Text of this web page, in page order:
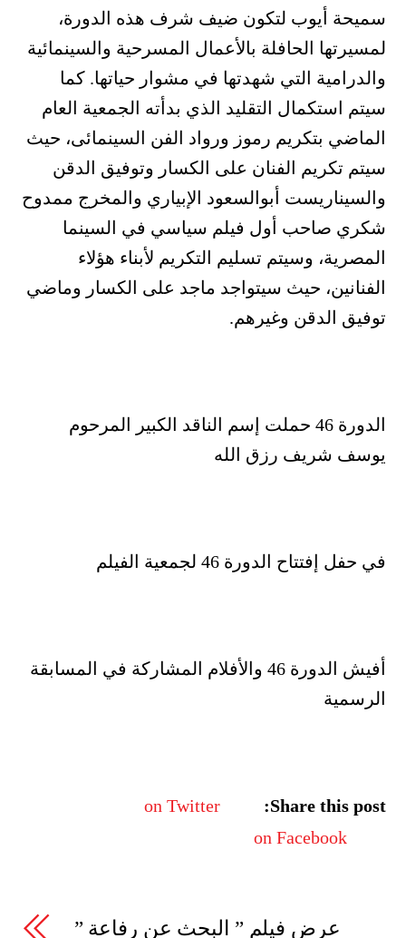
سميحة أيوب لتكون ضيف شرف هذه الدورة،
لمسيرتها الحافلة بالأعمال المسرحية والسينمائية
والدرامية التي شهدتها في مشوار حياتها. كما
سيتم استكمال التقليد الذي بدأته الجمعية العام
الماضي بتكريم رموز ورواد الفن السينمائى، حيث
سيتم تكريم الفنان على الكسار وتوفيق الدقن
والسيناريست أبوالسعود الإبياري والمخرج ممدوح
شكري صاحب أول فيلم سياسي في السينما
المصرية، وسيتم تسليم التكريم لأبناء هؤلاء
الفنانين، حيث سيتواجد ماجد على الكسار وماضي
توفيق الدقن وغيرهم.
الدورة 46 حملت إسم الناقد الكبير المرحوم
يوسف شريف رزق الله
في حفل إفتتاح الدورة 46 لجمعية الفيلم
أفيش الدورة 46 والأفلام المشاركة في المسابقة
الرسمية
Share this post:
on Twitter
on Facebook
عرض فيلم ” البحث عن رفاعة ”